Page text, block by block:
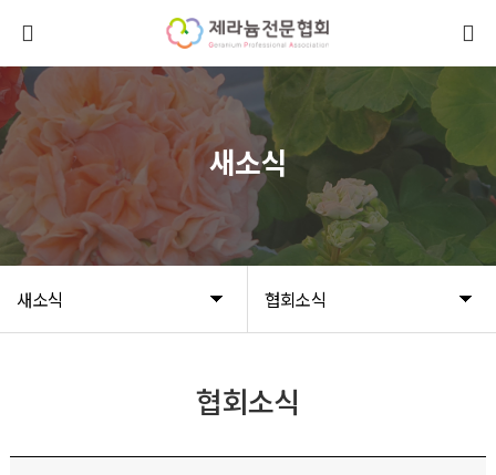
새소식 협회소식
새소식
협회소식